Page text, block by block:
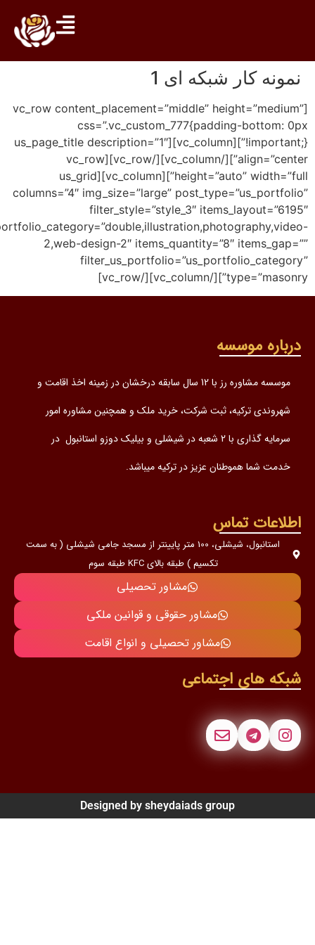
شبکه ای 1
[vc_row content_placement=”middle”
!important;}”][vc_column][us_page_title description=”1″
align=”center”][/vc_column][/vc_row][vc_row
height=”auto” width=”full”][vc_column][us_grid
columns=”4″ img_size=”large”
filter_style=”style_3″
2,web-design-2″
موسسه مشاوره رز با 12 سال سابقه درخشان در زمینه اخذ اقامت و
ثبت شرکت، خرید ملک و همچنین مشاوره امور
سرمایه گذاری با 2 شعبه در شیشلی و بیلیک دوزو استانبول در
عزیز در ترکیه میباشد.
استانبول، شیشلی، 100 متر پایینتر از مسجد جامی شیشلی ( به سمت
تکسیم ) طبقه بالای KFC طبقه سوم
مشاور حقوقی و قوانین ملکی
مشاور تحصیلی و انواع اقامت
Designed by sheydaiads group